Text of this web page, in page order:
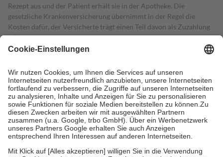
Rezept aus und der Patient erhält sie in der Apotheke. Die
gesetzliche Krankenversicherung übernimmt in der Regel die
Kosten dafür, der Versicherte trägt einen Teil davon als Zuzahlung
mit.
Grundsätzlich leisten Mitglieder Zuzahlungen in Höhe von zehn
höchstens zehn Euro.
Es sind jedoch nie mehr als die tatsächlichen
Kosten der Leistung zu entrichten.
Diese Regeln gelten grundsätzlich auch für Online-Apotheken.
Bei Heilmitteln und häuslicher Krankenpflege beträgt die
Zuzahlung zehn Prozent der Kosten sowie zehn Euro je
Verordnung.
Um das Engagement der Versicherten für ihre eigene Gesundheit zu
stärken und die besondere Stellung der Familie zu unterstützen,
fallenkeine Zuzahlungenan bei: